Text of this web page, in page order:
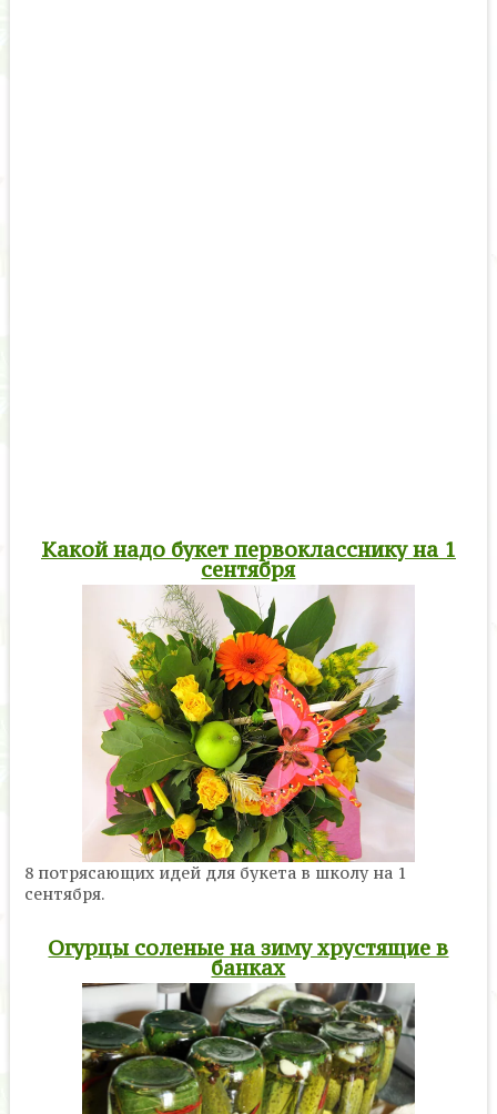
Какой надо букет первокласснику на 1
сентября
8 потрясающих идей для букета в школу на 1
сентября.
Огурцы соленые на зиму хрустящие в
банках